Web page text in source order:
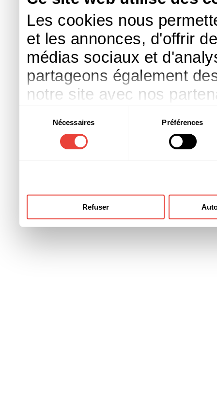
Les cookies nous
et les annonces, d'offrir
médias sociaux et
partageons également
notre site avec nos
d'autres informations
ont collectées lors de
consentement
Nécessaires Préférences
Refuser